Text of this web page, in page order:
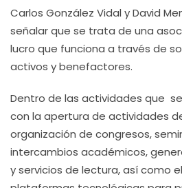
Carlos González Vidal y David
señalar que se trata de una
lucro que funciona a través de
activos y benefactores.
Dentro de las actividades que
con la apertura de actividades
organización de congresos,
intercambios académicos,
y servicios de lectura, así como